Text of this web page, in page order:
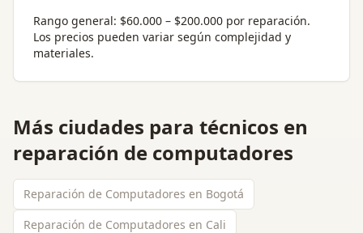
Rango general: $60.000 – $200.000 por reparación.
Los precios pueden variar según complejidad y
materiales.
Más ciudades para técnicos en
reparación de computadores
Reparación de Computadores en Bogotá
Reparación de Computadores en Cali